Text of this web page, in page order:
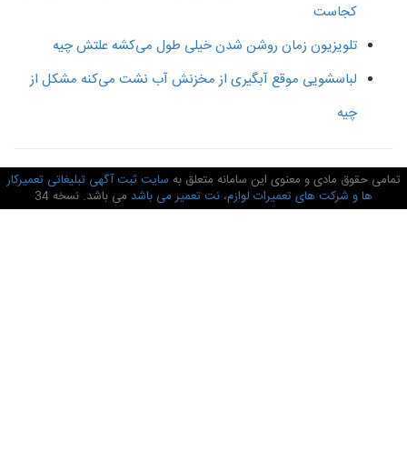
کجاست
تلویزیون زمان روشن شدن خیلی طول می‌کشه علتش چیه
لباسشویی موقع آبگیری از مخزنش آب نشت می‌کنه مشکل از
چیه
حقوق مادی و معنوی این سامانه متعلق به سایت ثبت آگهی تبلیغاتی تعمیرکار
ها و شرکت های تعمیرات لوازم، نت تعمیر می باشدمی باشد. نسخه 34